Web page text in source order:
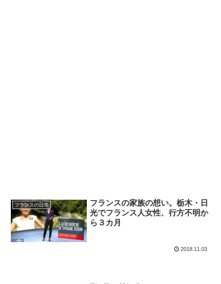
フランスの日常
フランスの家族の想い。栃木・日
光でフランス人女性、行方不明か
ら３カ月
2018.11.03